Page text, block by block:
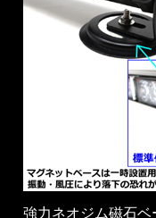
強力ネオジム磁石